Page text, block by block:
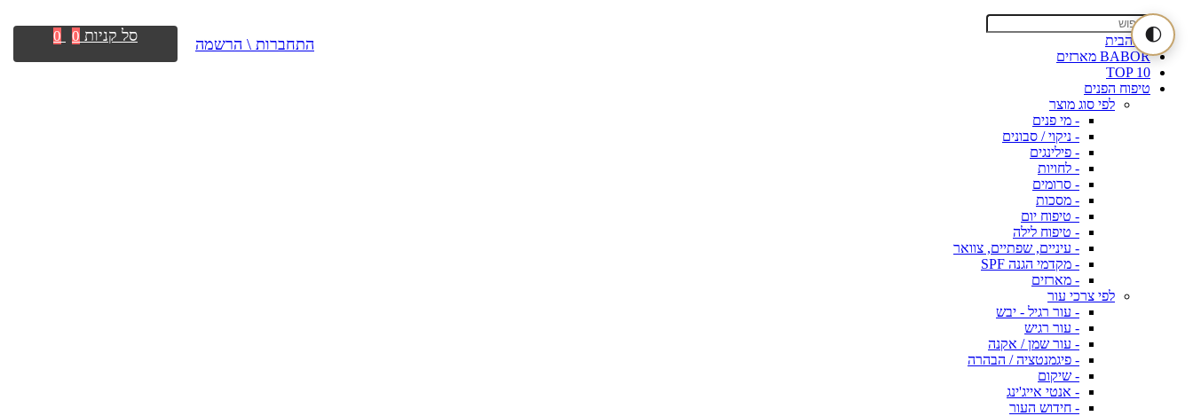
🌓דף הבית
BABOR מארזים
TOP 10
טיפוח הפנים
לפי סוג מוצר
- מי פנים
- ניקוי / סבונים
- פילינגים
- לחויות
- סרומים
- מסכות
- טיפוח יום
- טיפוח לילה
- עיניים, שפתיים, צוואר
- מקדמי הגנה SPF
- מארזים
לפי צרכי עור
- עור רגיל - יבש
- עור רגיש
- עור שמן / אקנה
- פיגמנטציה / הבהרה
- שיקום
- אנטי אייג'ינג
- חידוש העור
התחברות \ הרשמה סל קניות 0
0